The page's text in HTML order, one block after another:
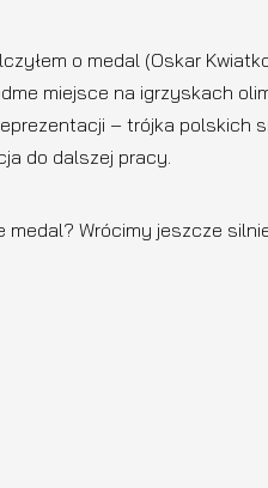
o medal (Oskar
miejsce na igrzyskach
– trójka polskich
do dalszej pracy.
Wrócimy jeszcze